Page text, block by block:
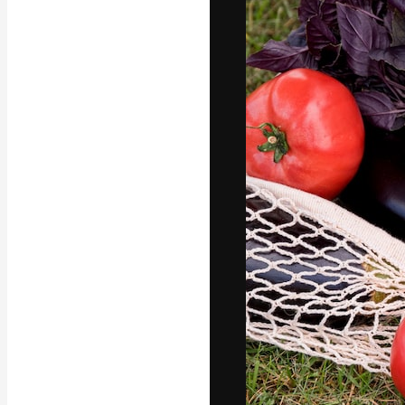
La piattaforma
migliori lavori.
creativi,
Italiano
Copyright ©